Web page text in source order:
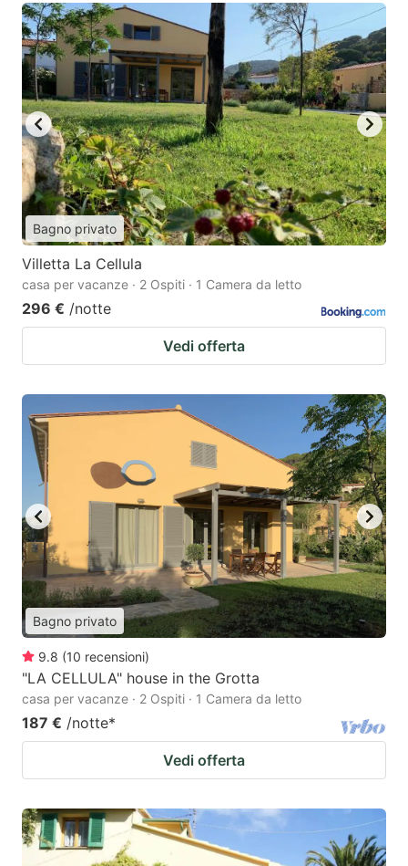
Bagno privato
Villetta La Cellula
casa per vacanze · 2 Ospiti · 1 Camera da letto
296 € /notte
Vedi offerta
Bagno privato
9.8 (10 recensioni)
"LA CELLULA" house in the Grotta
casa per vacanze · 2 Ospiti · 1 Camera da letto
187 € /notte*
Vedi offerta